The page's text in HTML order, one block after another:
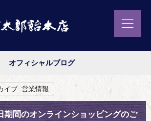
オフィシャルブログ
イブ: 営業情報
期間のオンラインショッピングのご